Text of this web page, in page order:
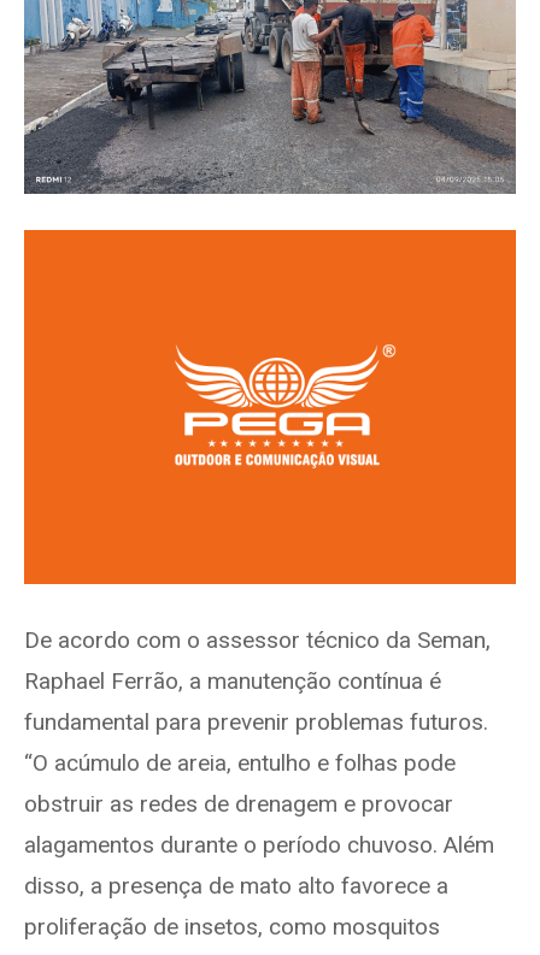
De acordo com o assessor técnico da Seman,
Raphael Ferrão, a manutenção contínua é
fundamental para prevenir problemas futuros.
“O acúmulo de areia, entulho e folhas pode
obstruir as redes de drenagem e provocar
alagamentos durante o período chuvoso. Além
disso, a presença de mato alto favorece a
proliferação de insetos, como mosquitos